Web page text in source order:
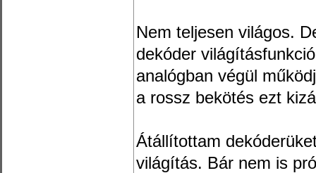
Nem teljesen világos.
dekóder
analógban végül
a rossz bekötés ezt
Átállítottam
világítás. Bár nem is